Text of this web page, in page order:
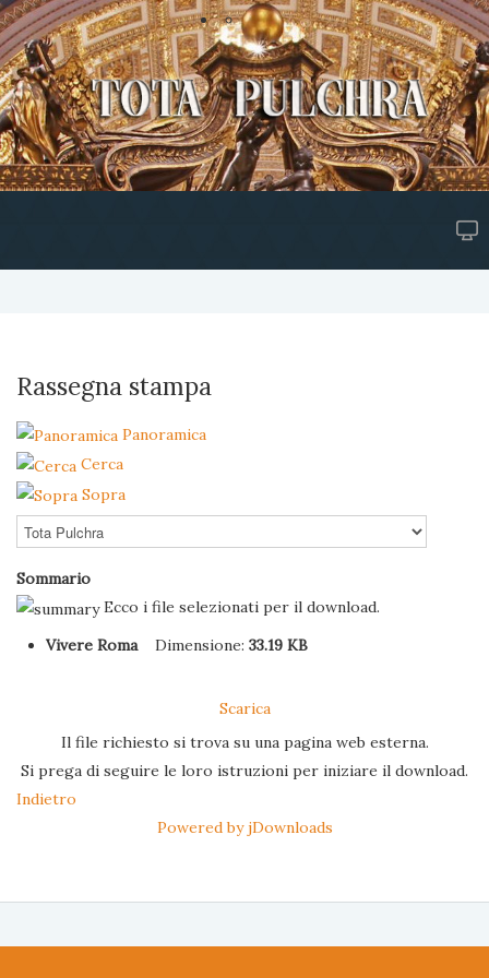
Rassegna stampa
Panoramica
Cerca
Sopra
Sommario
Ecco i file selezionati per il download.
Vivere RomaDimensione:33.19 KB
Scarica
Il file richiesto si trova su una pagina web esterna.
Si prega di seguire le loro istruzioni per iniziare il download.
Indietro
Powered by jDownloads